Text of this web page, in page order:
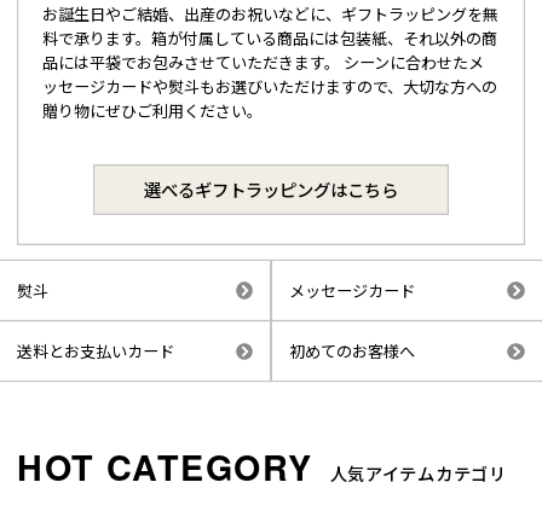
お誕生日やご結婚、出産のお祝いなどに、ギフトラッピングを無
料で承ります。箱が付属している商品には包装紙、それ以外の商
品には平袋でお包みさせていただきます。 シーンに合わせたメ
ッセージカードや熨斗もお選びいただけますので、大切な方への
贈り物にぜひご利用ください。
選べるギフトラッピングはこちら
熨斗 メッセージカード
送料とお支払いカード 初めてのお客様へ
人気アイテムカテゴリ